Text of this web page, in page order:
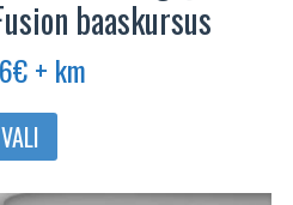
baaskursus
€+ km
VALI